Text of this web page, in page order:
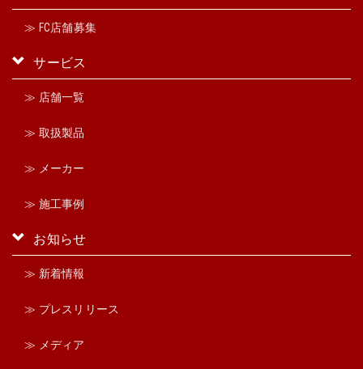
≫ FC店舗募集
サービス
≫ 店舗一覧
≫ 取扱製品
≫ メーカー
≫ 施工事例
お知らせ
≫ 新着情報
≫ プレスリリース
≫ メディア